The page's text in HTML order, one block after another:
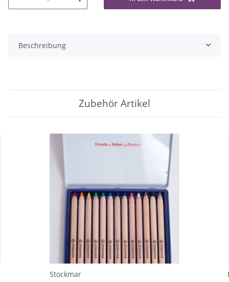
Beschreibung
Zubehör Artikel
Stockmar